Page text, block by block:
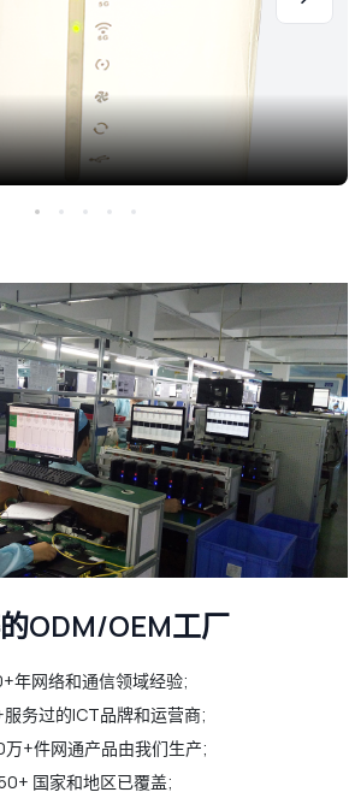
ODM/OEM工厂
年网络和通信领域经验;
务过的ICT品牌和运营商;
+件网通产品由我们生产;
国家和地区已覆盖;